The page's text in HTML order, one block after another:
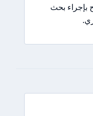
بإجراء بحث